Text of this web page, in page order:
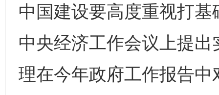
中国建设要高度重视打
中央经济工作会议上提
理在今年政府工作报告